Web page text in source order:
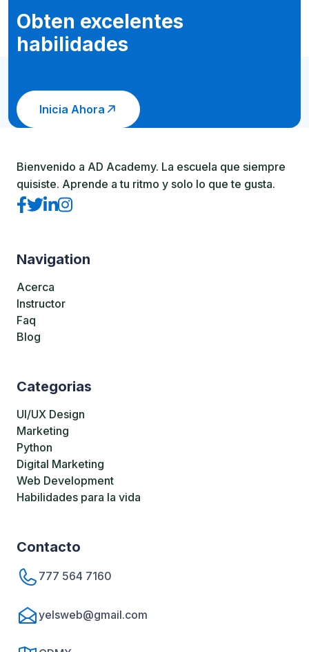
Obten excelentes
habilidades
Inicia Ahora
Bienvenido a AD Academy. La escuela que siempre
quisiste. Aprende a tu ritmo y solo lo que te gusta.
Navigation
Acerca
Instructor
Faq
Blog
Categorias
UI/UX Design
Marketing
Python
Digital Marketing
Web Development
Habilidades para la vida
Contacto
777 564 7160
yelsweb@gmail.com